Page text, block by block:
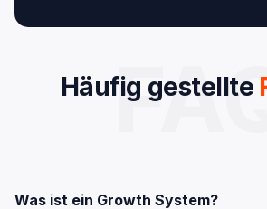
Häufig gestellte
Was ist ein Growth System?